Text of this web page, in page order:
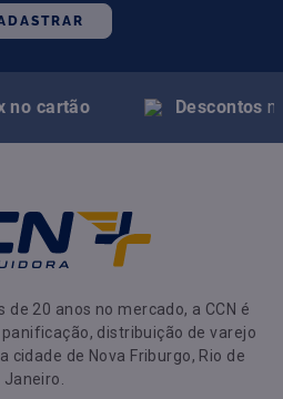
no cartão Descontos
de 20 anos no mercado, a CCN é
distribuição de varejo
cidade de Nova Friburgo, Rio de
Janeiro.